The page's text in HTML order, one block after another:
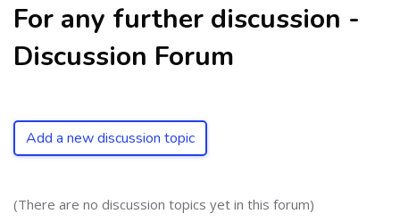
For any further discussion -
Discussion Forum
Add a new discussion topic
(There are no discussion topics yet in this forum)